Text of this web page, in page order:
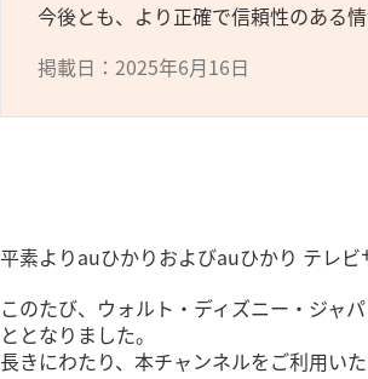
今後とも、より正確で信頼性のある
掲載日：2025年6月16日
平素よりauひかりおよびauひかり テレビ
このたび、ウォルト・ディズニー・ジャ
ととなりました。
長きにわたり、本チャンネルをご利用い